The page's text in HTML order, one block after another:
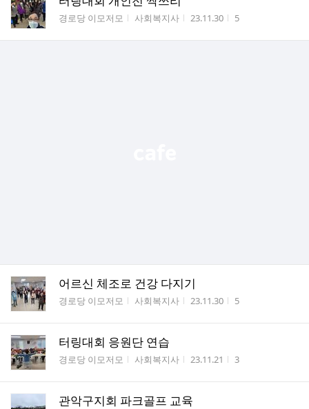
게시판명
경로당 이모저모 작성자
사회복지사 작성시간
23.11.30 조회수
5
어르신 체조로 건강 다지기
게시판명
경로당 이모저모 작성자
사회복지사 작성시간
23.11.30 조회수
5
터링대회 응원단 연습
게시판명
경로당 이모저모 작성자
사회복지사 작성시간
23.11.21 조회수
3
관악구지회 파크골프 교육